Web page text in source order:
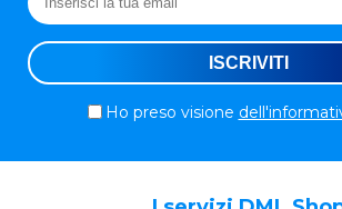
Ho preso visione